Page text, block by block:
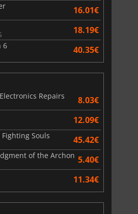
16.01€
18.19€
6 40.35€
Repairs
8.03€
12.09€
Souls 45.42€
of the Archon 5.40€
11.34€